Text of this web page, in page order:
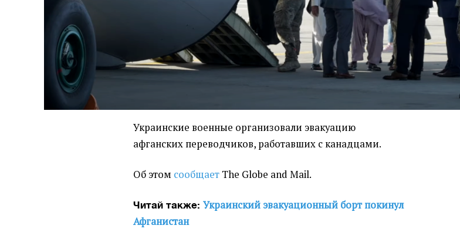
Украинские военные организовали эвакуацию
афганских переводчиков, работавших с канадцами.
Об этом сообщает The Globe and Mail.
Читай также:Украинский эвакуационный борт покинул
Афганистан